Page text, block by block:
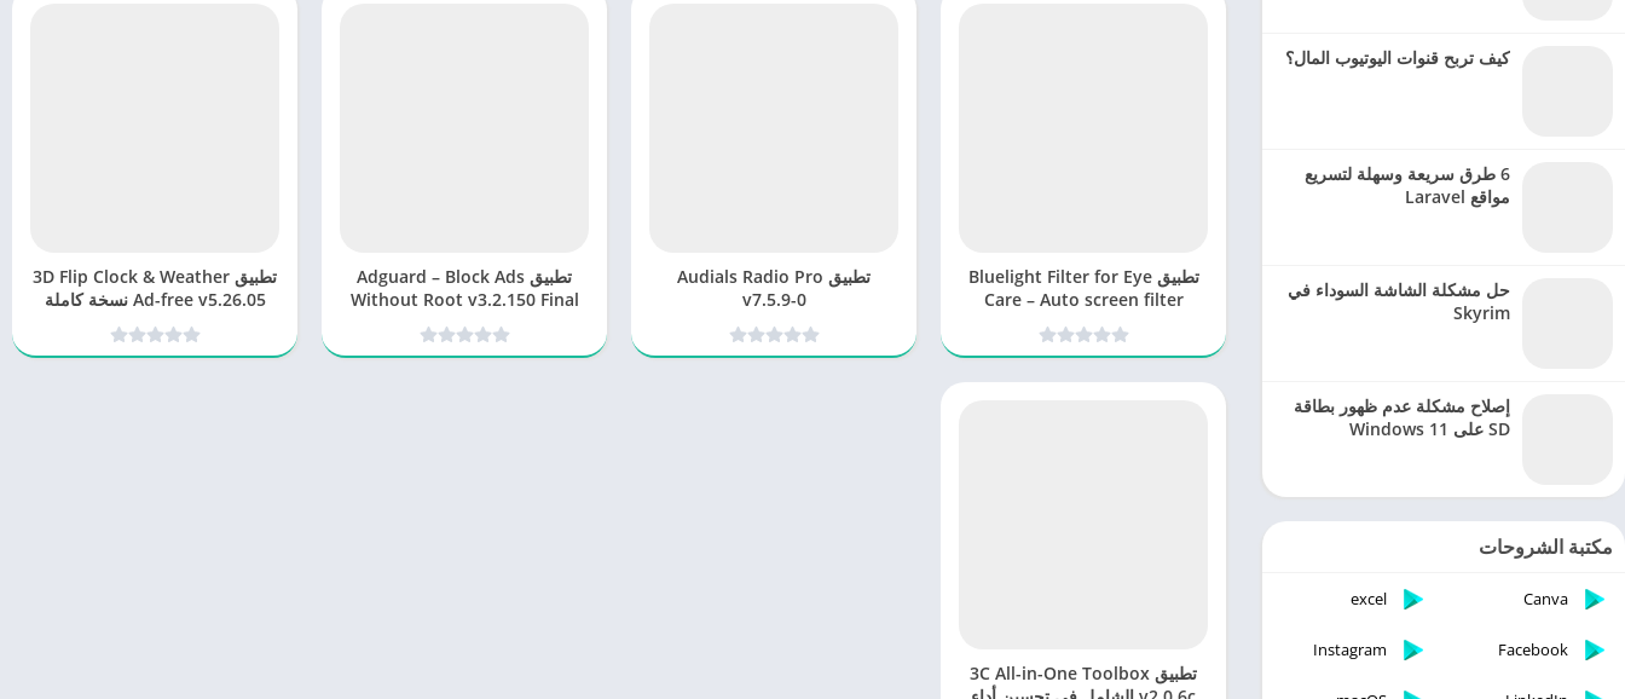
تطبيق Bluelight Filter for Eye
Care – Auto screen filter
v3.2.0 لإراحة العينين
تطبيق Audials Radio Pro
v7.5.9-0
تطبيق Adguard – Block Ads
Without Root v3.2.150 Final
تصفح الانترنت بدون إعلانات
تطبيق 3D Flip Clock & Weather
Ad-free v5.26.05 نسخة كاملة
تطبيق 3C All-in-One Toolbox
كيف تربح قنوات اليوتيوب المال؟
6 طرق سريعة وسهلة لتسريع
مواقع Laravel
حل مشكلة الشاشة السوداء في
Skyrim
إصلاح مشكلة عدم ظهور بطاقة
SD على Windows 11
مكتبة الشروحات
Canva
excel
Facebook
Instagram